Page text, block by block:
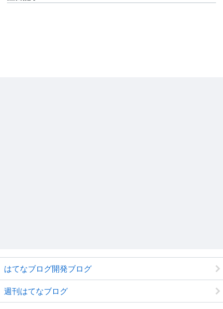
はてなブログ開発ブログ
週刊はてなブログ